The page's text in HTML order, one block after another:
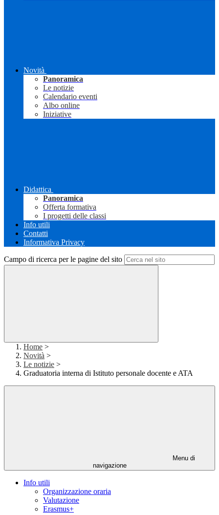
Novità
Panoramica
Le notizie
Calendario eventi
Albo online
Iniziative
Didattica
Panoramica
Offerta formativa
I progetti delle classi
Info utili
Contatti
Informativa Privacy
Campo di ricerca per le pagine del sito
Home >
Novità >
Le notizie >
Graduatoria interna di Istituto personale docente e ATA
Menu di
navigazione
Info utili
Organizzazione oraria
Valutazione
Erasmus+